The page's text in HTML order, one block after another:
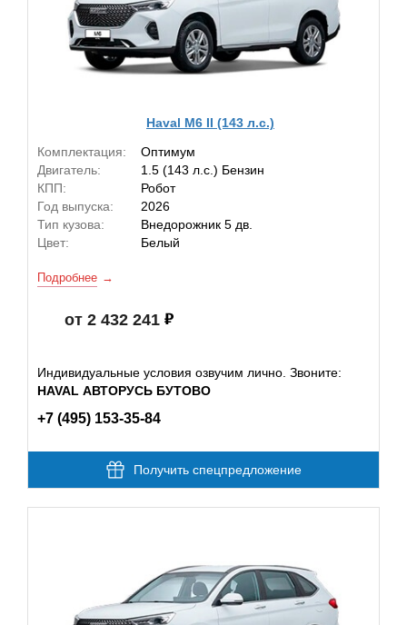
Haval M6 II (143 л.с.)
Комплектация:
Оптимум
Двигатель:
1.5 (143 л.с.) Бензин
КПП:
Робот
Год выпуска:
2026
Тип кузова:
Внедорожник 5 дв.
Цвет:
Белый
Подробнее
от 2 432 241
Индивидуальные условия озвучим лично. Звоните:
HAVAL АВТОРУСЬ БУТОВО
+7 (495) 153-35-84
Получить спецпредложение